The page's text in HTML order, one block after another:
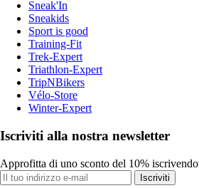
Sneak'In
Sneakids
Sport is good
Training-Fit
Trek-Expert
Triathlon-Expert
TripNBikers
Vélo-Store
Winter-Expert
Iscriviti alla nostra newsletter
Approfitta di uno sconto del 10%
Iscriviti